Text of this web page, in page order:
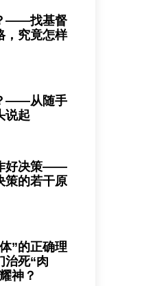
——找基督
，究竟怎样
——从随手
说起
好决策——
策的若干原
”的正确理
死“肉
神？